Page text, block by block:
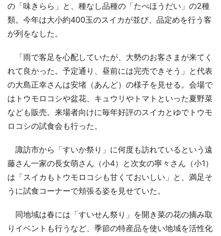
の「味きらら」と、種なし品種の「たべほうだい」の2種
類。今年は大小約400玉のスイカが並び、品定めを行う客
が列をなした。
「雨で客足を心配していたが、大勢のお客さまが来てく
れて良かった。予定通り、昼前には完売できそう」と代表
の大島正幸さんは安堵（あんど）の様子を見せる。会場で
はトウモロコシや盆花、キュウリやトマトといった夏野菜
なども販売。来場者向けに毎年好評のスイカとゆでトウモ
ロコシの試食会も行った。
諏訪市から「すいか祭り」に何度も訪れているという遠
藤さん一家の長女萌さん（小4）と次女の寧々さん（小1）
は「スイカもトウモロコシも甘くておいしい」と、満足そ
うに試食コーナーで頬張る姿を見せていた。
同地域は春には「すいせん祭り」を開き菜の花の摘み取
りイベントも行うなど、季節の特産品を使い地域を活性化